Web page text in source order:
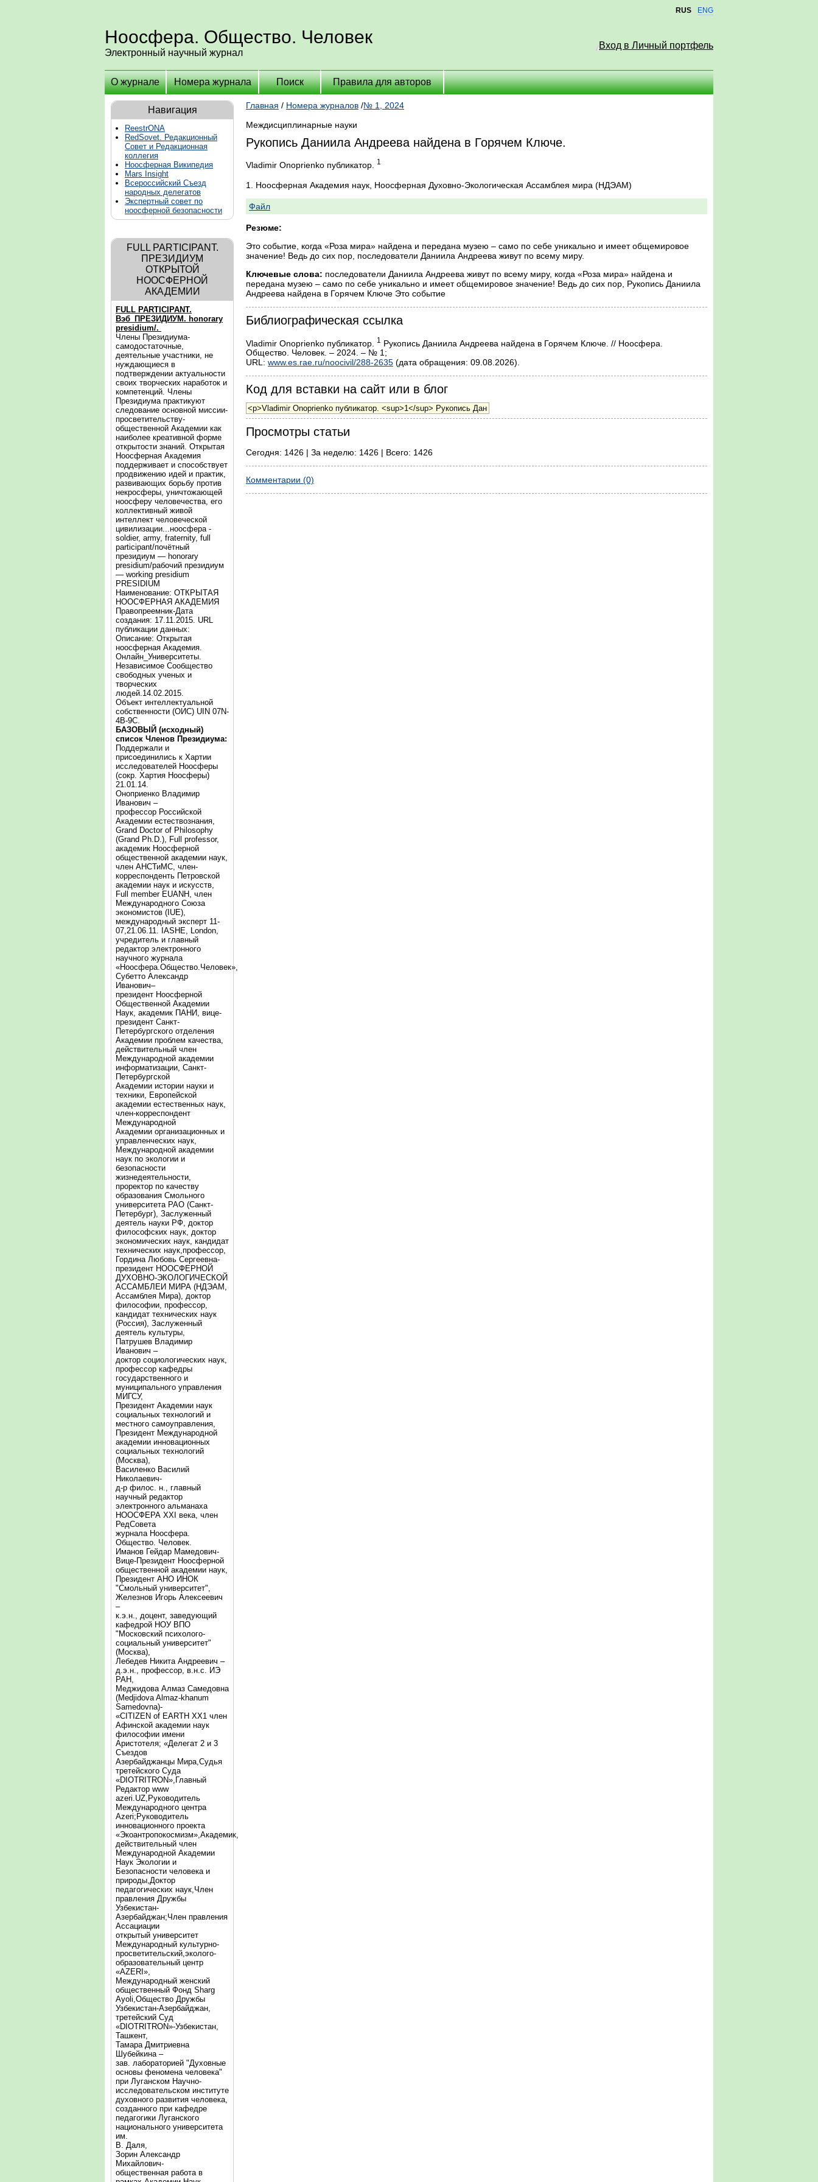
RUS ENG
Ноосфера. Общество. Человек
Электронный научный журнал
Вход в Личный портфель
О журнале Номера журнала Поиск Правила для авторов
Навигация
ReestrONA
RedSovet. Редакционный
Совет и Редакционная
коллегия
Ноосферная Википедия
Mars Insight
Всероссийский Съезд
народных делегатов
Экспертный совет по
ноосферной безопасности
FULL PARTICIPANT.
ПРЕЗИДИУМ
ОТКРЫТОЙ
НООСФЕРНОЙ
АКАДЕМИИ
FULL PARTICIPANT.
Вэб_ПРЕЗИДИУМ. honorary
presidium/.
Члены Президиума-
самодостаточные,
деятельные участники, не
нуждающиеся в
подтверждении актуальности
своих творческих наработок и
компетенций. Члены
Президиума практикуют
следование основной миссии-
просветительству-
общественной Академии как
наиболее креативной форме
открытости знаний. Открытая
Ноосферная Академия
поддерживает и способствует
продвижению идей и практик,
развивающих борьбу против
некросферы, уничтожающей
ноосферу человечества, его
коллективный живой
интеллект человеческой
цивилизации...ноосфера -
soldier, army, fraternity, full
participant/почётный
президиум — honorary
presidium/рабочий президиум
— working presidium
PRESIDIUM
Наименование: ОТКРЫТАЯ
НООСФЕРНАЯ АКАДЕМИЯ
Правопреемник-Дата
создания: 17.11.2015. URL
публикации данных:
Описание: Открытая
ноосферная Академия.
Онлайн_Университеты.
Независимое Сообщество
свободных ученых и
творческих
людей.14.02.2015.
Объект интеллектуальной
собственности (ОИС) UIN 07N-
4B-9C.
БАЗОВЫЙ (исходный)
список Членов Президиума:
Поддержали и
присоединились к Хартии
исследователей Ноосферы
(сокр. Хартия Ноосферы)
21.01.14.
Оноприенко Владимир
Иванович –
профессор Российской
Академии естествознания,
Grand Doctor of Philosophy
(Grand Ph.D.), Full professor,
академик Ноосферной
общественной академии наук,
член АНСТиМС, член-
корреспонденть Петровской
академии наук и искусств,
Full member EUANH, член
Международного Союза
экономистов (IUE),
международный эксперт 11-
07,21.06.11. IASHE, London,
учредитель и главный
редактор электронного
научного журнала
«Ноосфера.Общество.Человек»,
Субетто Александр
Иванович–
президент Ноосферной
Общественной Академии
Наук, академик ПАНИ, вице-
президент Санкт-
Петербургского отделения
Академии проблем качества,
действительный член
Международной академии
информатизации, Санкт-
Петербургской
Академии истории науки и
техники, Европейской
академии естественных наук,
член-корреспондент
Международной
Академии организационных и
управленческих наук,
Международной академии
наук по экологии и
безопасности
жизнедеятельности,
проректор по качеству
образования Смольного
университета РАО (Санкт-
Петербург), Заслуженный
деятель науки РФ, доктор
философских наук, доктор
экономических наук, кандидат
технических наук,профессор,
Гордина Любовь Сергеевна-
президент НООСФЕРНОЙ
ДУХОВНО-ЭКОЛОГИЧЕСКОЙ
АССАМБЛЕИ МИРА (НДЭАМ,
Ассамблея Мира), доктор
философии, профессор,
кандидат технических наук
(Россия), Заслуженный
деятель культуры,
Патрушев Владимир
Иванович –
доктор социологических наук,
профессор кафедры
государственного и
муниципального управления
МИГСУ,
Президент Академии наук
социальных технологий и
местного самоуправления,
Президент Международной
академии инновационных
социальных технологий
(Москва),
Василенко Василий
Николаевич-
д-р филос. н., главный
научный редактор
электронного альманаха
НООСФЕРА XXI века, член
РедСовета
журнала Ноосфера.
Общество. Человек.
Иманов Гейдар Мамедович-
Вице-Президент Ноосферной
общественной академии наук,
Президент АНО ИНОК
"Смольный университет",
Железнов Игорь Алексеевич
–
к.э.н., доцент, заведующий
кафедрой НОУ ВПО
"Московский психолого-
социальный университет"
(Москва),
Лебедев Никита Андреевич –
д.э.н., профессор, в.н.с. ИЭ
РАН,
Меджидова Алмаз Самедовна
(Medjidova Almaz-khanum
Samedovna)-
«CITIZEN of EARTH XX1 член
Афинской академии наук
философии имени
Аристотеля; «Делегат 2 и 3
Съездов
Азербайджанцы Мира,Судья
третейского Суда
«DIOTRITRON»,Главный
Редактор www
azeri.UZ,Руководитель
Международного центра
Аzeri;Руководитель
инновационного проекта
«Экоантропокосмизм»,Академик,
действительный член
Международной Академии
Наук Экологии и
Безопасности человека и
природы,Доктор
педагогических наук,Член
правления Дружбы
Узбекистан-
Азербайджан;Член правления
Ассациации
открытый университет
Международный культурно-
просветительский,эколого-
образовательный центр
«AZERI»,
Mеждународный женский
общественный Фонд Sharg
Аyoli,Общество Дружбы
Узбекистан-Азербайджан,
третейский Суд
«DIOTRITRON»-Узбекистан,
Ташкент,
Тамара Дмитриевна
Шубейкина –
зав. лабораторией "Духовные
основы феномена человека"
при Луганском Научно-
исследовательском институте
духовного развития человека,
созданного при кафедре
педагогики Луганского
национального университета
им.
В. Даля,
Зорин Александр
Михайлович-
общественная работа в
Главная / Номера журналов /№ 1, 2024
Междисциплинарные науки
Рукопись Даниила Андреева найдена в Горячем Ключе.
Vladimir Onoprienko публикатор. 1
1. Ноосферная Академия наук, Ноосферная Духовно-Экологическая Ассамблея мира (НДЭАМ)
Файл
Резюме:
Это событие, когда «Роза мира» найдена и передана музею – само по себе уникально и имеет общемировое
значение! Ведь до сих пор, последователи Даниила Андреева живут по всему миру.
Ключевые слова: последователи Даниила Андреева живут по всему миру, когда «Роза мира» найдена и
передана музею – само по себе уникально и имеет общемировое значение! Ведь до сих пор, Рукопись Даниила
Андреева найдена в Горячем Ключе Это событие
Библиографическая ссылка
Vladimir Onoprienko публикатор. 1
Рукопись Даниила Андреева найдена в Горячем Ключе. // Ноосфера.
Общество. Человек. – 2024. – № 1;
URL: www.es.rae.ru/noocivil/288-2635 (дата обращения: 09.08.2026).
Код для вставки на сайт или в блог
Просмотры статьи
Сегодня: 1426 | За неделю: 1426 | Всего: 1426
Комментарии (0)